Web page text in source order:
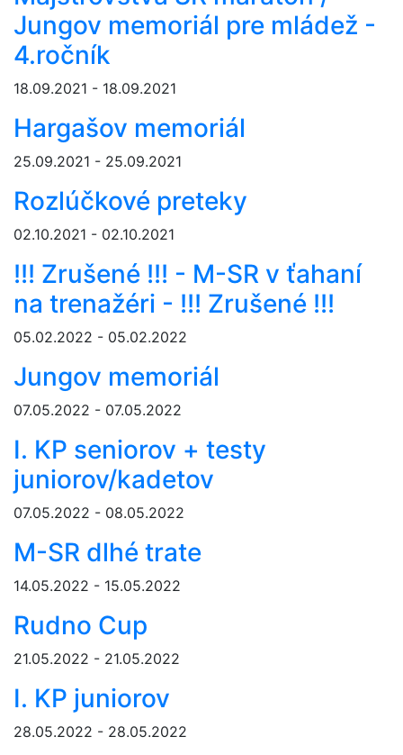
Jungov memoriál pre mládež -
4.ročník
18.09.2021 - 18.09.2021
Hargašov memoriál
25.09.2021 - 25.09.2021
Rozlúčkové preteky
02.10.2021 - 02.10.2021
!!! Zrušené !!! - M-SR v ťahaní
na trenažéri - !!! Zrušené !!!
05.02.2022 - 05.02.2022
Jungov memoriál
07.05.2022 - 07.05.2022
I. KP seniorov + testy
juniorov/kadetov
07.05.2022 - 08.05.2022
M-SR dlhé trate
14.05.2022 - 15.05.2022
Rudno Cup
21.05.2022 - 21.05.2022
I. KP juniorov
28.05.2022 - 28.05.2022